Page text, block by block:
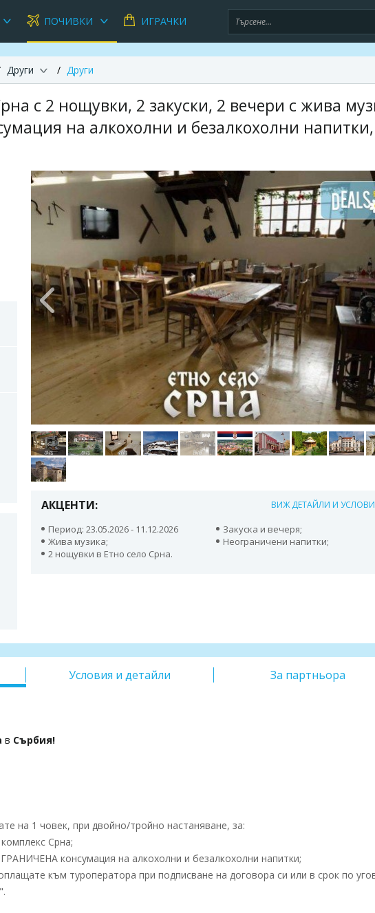
ПОЧИВКИ ИГРАЧКИ
Други Други
с 2 нощувки, 2 закуски, 2 вечери с жива
на алкохолни и безалкохолни
АКЦЕНТИ: ВИЖ ДЕТАЙЛИ И
Период: 23.05.2026 - 11.12.2026
Закуска и вечеря;
Жива музика;
Неограничени напитки;
2 нощувки в Етно село Срна.
Условия и детайли За партньора
в Сърбия!
на 1 човек, при двойно/тройно настаняване, за:
Срна;
консумация на алкохолни и безалкохолни напитки;
към туроператора при подписване на договора си или в срок по